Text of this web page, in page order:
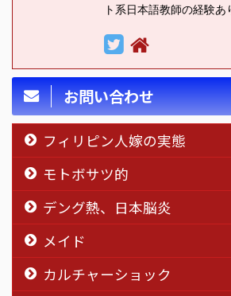
ト系日本語教師の経験あ
お問い合わせ
フィリピン人嫁の実態
モトボサツ的
デング熱、日本脳炎
メイド
カルチャーショック